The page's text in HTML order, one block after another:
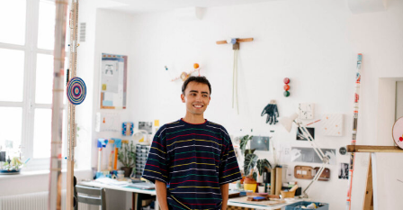
PROGRAMMATION
MAGAZINE
ESPACES DE PRATIQUE ARTISTIQUE ↓
Recherche
Connexion